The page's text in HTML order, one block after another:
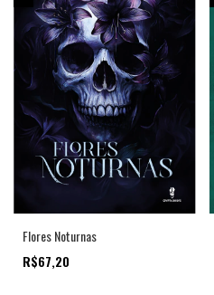
Flores Noturnas
R$67,20